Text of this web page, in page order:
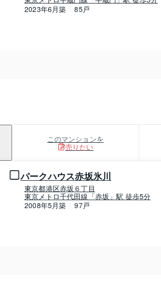
2023年6月築
85戸
このマンションを
売りたい
パークハウス赤坂氷川
東京都港区赤坂６丁目
東京メトロ千代田線「赤坂」駅 徒歩5分
2008年5月築
97戸